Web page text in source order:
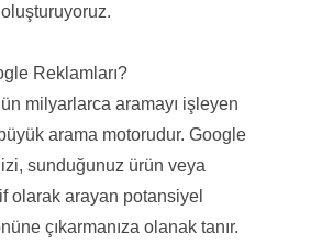
Reklamları?
milyarlarca aramayı işleyen
arama motorudur. Google
sunduğunuz ürün veya
olarak arayan potansiyel
çıkarmanıza olanak tanır.